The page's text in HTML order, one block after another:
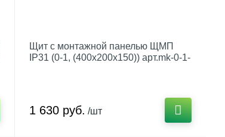
Щит с монтажной панелью ЩМП
IP31 (0-1, (400х200х150)) арт.mk-0-1-
1 630 руб. /шт